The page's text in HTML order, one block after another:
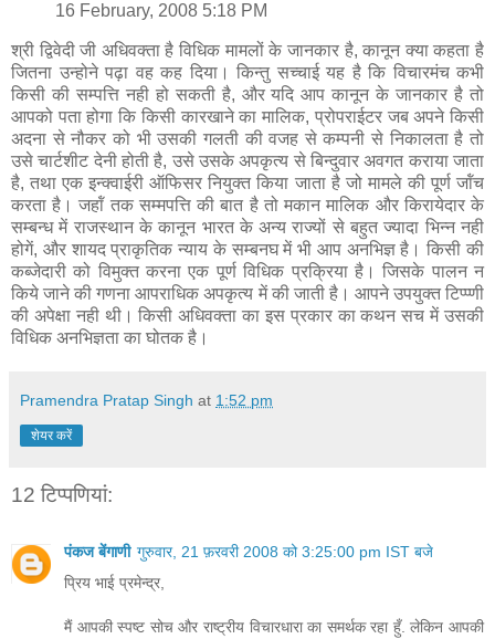
16 February, 2008 5:18 PM
श्री द्विवेदी जी अधिवक्‍ता है विधिक मामलों के जानकार है, कानून क्‍या कहता है
जितना उन्‍होने पढ़ा वह कह दिया। किन्‍तु सच्‍चाई यह है कि विचारमंच कभी
किसी की सम्‍पत्ति नही हो सकती है, और यदि आप कानून के जानकार है तो
आपको पता होगा कि किसी कारखाने का मालिक, प्रोपराईटर जब अपने किसी
अदना से नौकर को भी उसकी गलती की वजह से कम्‍पनी से निकालता है तो
उसे चार्टशीट देनी होती है, उसे उसके अपकृत्‍य से बिन्‍दुवार अवगत कराया जाता
है, तथा एक इन्‍क्‍वाईरी ऑफिसर नियुक्‍त किया जाता है जो मामले की पूर्ण जॉंच
करता है। जहॉं तक सम्म‍पत्ति की बात है तो मकान मालिक और किरायेदार के
सम्‍बन्‍ध में राजस्‍थान के कानून भारत के अन्‍य राज्‍यों से बहुत ज्‍यादा भिन्‍न नही
होगें, और शायद प्राकृतिक न्‍याय के सम्‍बनघ में भी आप अ‍नभिज्ञ है। किसी की
कब्‍जेदारी को वि‍मुक्‍त करना एक पूर्ण विधिक प्रक्रिया है। जिसके पालन न
किये जाने की गणना आपराधिक अपकृत्‍य में की जाती है। आपने उपयुक्‍त टिप्‍प्‍णी
की अपेक्षा नही थी। किसी अधिवक्‍ता का इस प्रकार का कथन सच में उसकी
विधिक अनभिज्ञता का घोतक है।
Pramendra Pratap Singh at 1:52 pm
शेयर करें
12 टिप्‍पणियां:
पंकज बेंगाणी गुरुवार, 21 फ़रवरी 2008 को 3:25:00 pm IST बजे
प्रिय भाई प्रमेन्द्र,
मैं आपकी स्पष्ट सोच और राष्ट्रीय विचारधारा का समर्थक रहा हुँ. लेकिन आपकी